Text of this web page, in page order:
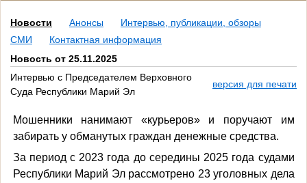
Новости Анонсы
Интервью, публикации, обзоры
СМИ
Контактная информация
Новость от 25.11.2025
Интервью с Председателем Верховного
Суда Республики Марий Эл
версия для печати
Мошенники нанимают «курьеров» и поручают им
забирать у обманутых граждан денежные средства.
За период с 2023 года до середины 2025 года судами
Республики Марий Эл рассмотрено 23 уголовных дела